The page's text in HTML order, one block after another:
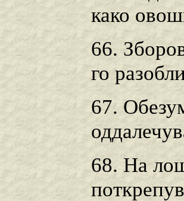
како
66.
го
67.
68. На